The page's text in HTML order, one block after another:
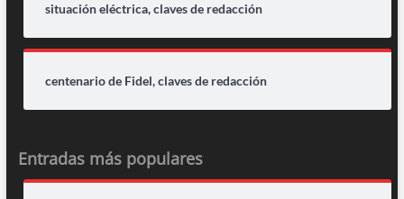
situación eléctrica, claves de redacción
centenario de Fidel, claves de redacción
Entradas más populares